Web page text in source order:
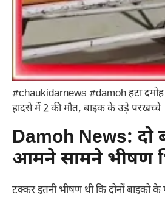
#chaukidarnews #damoh हटा
हादसे में 2 की मौत, बाइक के उड़े परखच्चे
Damoh News: दो
आमने सामने भीषण
टक्कर इतनी भीषण थी कि दोनों बाइको